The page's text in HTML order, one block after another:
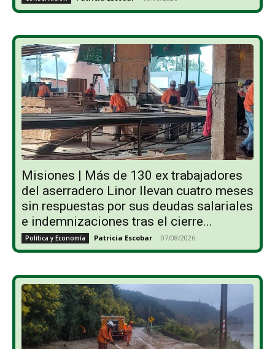
Misiones | Más de 130 ex trabajadores
del aserradero Linor llevan cuatro meses
sin respuestas por sus deudas salariales
e indemnizaciones tras el cierre...
Política y Economía Patricia Escobar - 07/08/2026